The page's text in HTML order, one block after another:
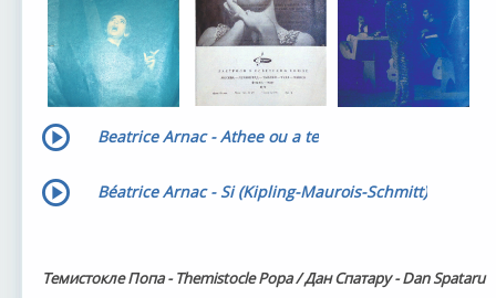
Beatrice Arnac - Athee ou a te
Béatrice Arnac - Si (Kipling-Maurois-Schmitt)
Темистокле Попа - Themistocle Popa / Дан Спатару - Dan Spataru